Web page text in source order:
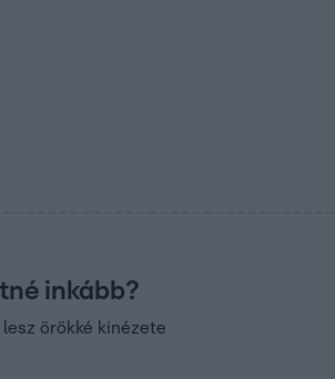
inkább?
örökké kinézete